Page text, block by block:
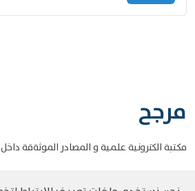
مرجح
مكتبة الكترونية علمية و المصادر الموثةقة